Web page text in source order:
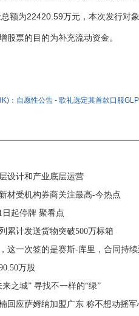
额为22420.59万元，本次发行对
股票的目的为补充流动资金。
：自愿性公告 - 歌礼选定其首款口服
设计和产业底层运营
材受机构券商关注最高-今热点
日起停牌 聚看点
累计发送货物突破500万标箱
这一次签的是赛斯-库里，合同持续
万股
之城” 寻找不一样的“绿”
回应萨姆纳加盟广东 称不想动摇